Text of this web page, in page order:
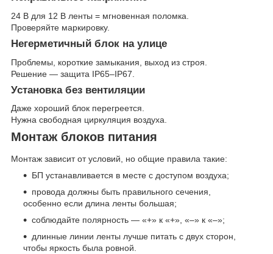
24 В для 12 В ленты = мгновенная поломка.
Проверяйте маркировку.
Негерметичный блок на улице
Проблемы, короткие замыкания, выход из строя.
Решение — защита IP65–IP67.
Установка без вентиляции
Даже хороший блок перегреется.
Нужна свободная циркуляция воздуха.
Монтаж блоков питания
Монтаж зависит от условий, но общие правила такие:
БП устанавливается в месте с доступом воздуха;
провода должны быть правильного сечения,
особенно если длина ленты большая;
соблюдайте полярность — «+» к «+», «–» к «–»;
длинные линии ленты лучше питать с двух сторон,
чтобы яркость была ровной.